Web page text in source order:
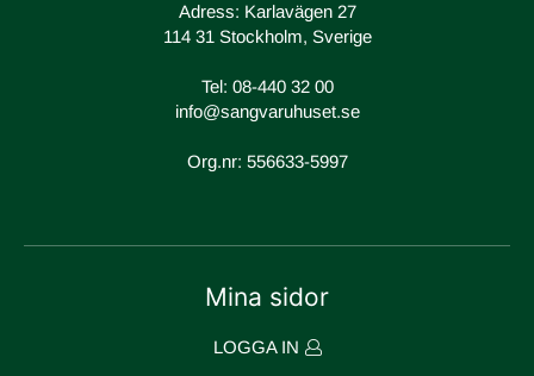
Adress: Karlavägen 27
114 31 Stockholm, Sverige
Tel: 08-440 32 00
info@sangvaruhuset.se
Org.nr: 556633-5997
Mina sidor
LOGGA IN